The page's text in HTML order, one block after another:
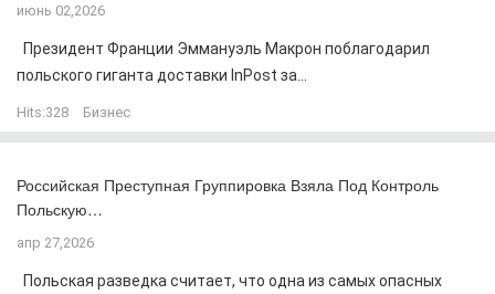
июнь 02,2026
Президент Франции Эммануэль Макрон поблагодарил
польского гиганта доставки InPost за...
Hits:328 Бизнес
Российская Преступная Группировка Взяла Под Контроль
Польскую…
апр 27,2026
Польская разведка считает, что одна из самых опасных